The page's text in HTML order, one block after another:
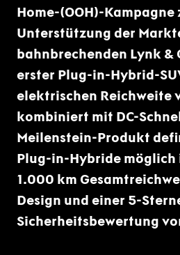
Home-(OOH)-Kampagne
Unterstützung der
bahnbrechenden Lynk &
erster Plug-in-Hybrid-
elektrischen Reichweite
kombiniert mit DC-
Meilenstein-Produkt
Plug-in-Hybride möglich
1.000 km
Design und einer 5-
Sicherheitsbewertung